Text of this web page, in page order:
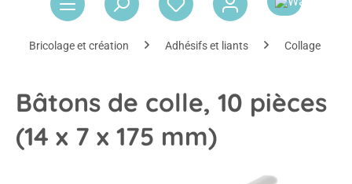
Bricolage et création Adhésifs et liants Collage à
Bâtons de colle, 10 pièces
(14 x 7 x 175 mm)